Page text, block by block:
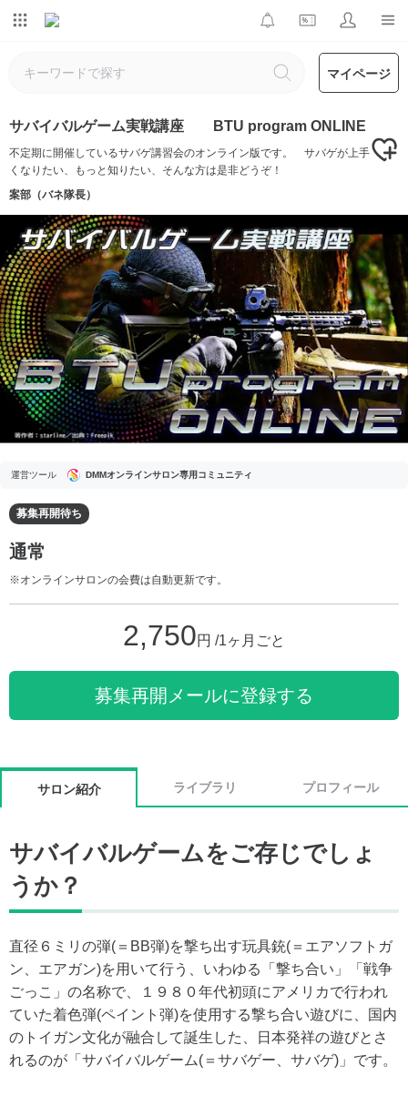
マイページ
サバイバルゲーム実戦講座 BTU program ONLINE
不定期に開催しているサバゲ講習会のオンライン版です。 サバゲが上手
くなりたい、もっと知りたい、そんな方は是非どうぞ！
案部（バネ隊長）
運営ツール DMMオンラインサロン専用コミュニティ
募集再開待ち
通常
※オンラインサロンの会費は自動更新です。
2,750円 /1ヶ月ごと
募集再開メールに登録する
サロン紹介 ライブラリ プロフィール
サバイバルゲームをご存じでしょ
うか？
直径６ミリの弾(＝BB弾)を撃ち出す玩具銃(＝エアソフトガ
ン、エアガン)を用いて行う、いわゆる「撃ち合い」「戦争
ごっこ」の名称で、１９８０年代初頭にアメリカで行われ
ていた着色弾(ペイント弾)を使用する撃ち合い遊びに、国内
のトイガン文化が融合して誕生した、日本発祥の遊びとさ
れるのが「サバイバルゲーム(＝サバゲー、サバゲ)」です。